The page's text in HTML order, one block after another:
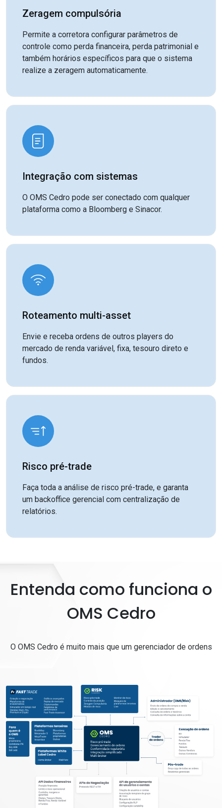
Zeragem compulsória
Permite a corretora configurar parâmetros de
controle como perda financeira, perda patrimonial e
também horários específicos para que o sistema
realize a zeragem automaticamente.
Integração com sistemas
O OMS Cedro pode ser conectado com qualquer
plataforma como a Bloomberg e Sinacor.
Roteamento multi-asset
Envie e receba ordens de outros players do
mercado de renda variável, fixa, tesouro direto e
fundos.
Risco pré-trade
Faça toda a análise de risco pré-trade, e garanta
um backoffice gerencial com centralização de
relatórios.
Entenda como funciona o
OMS Cedro
O OMS Cedro é muito mais que um gerenciador de ordens